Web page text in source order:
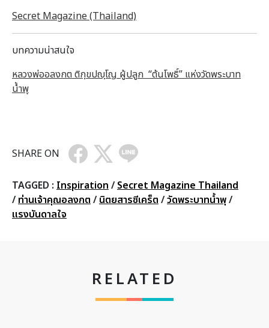
Secret Magazine (Thailand)
บทความน่าสนใจ
หลวงพ่ออลงกต ติกฺขปญฺโญ ผู้ปลูก “ต้นโพธิ์” แห่งวัดพระบาท
น้ำพุ
SHARE ON
TAGGED : Inspiration / Secret Magazine Thailand
/ ท่านเจ้าคุณอลงกต / นิตยสารซีเคร็ต /วัดพระบาทน้ำพุ/
แรงบันดาลใจ
RELATED